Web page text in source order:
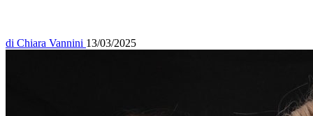
di Chiara Vannini 13/03/2025